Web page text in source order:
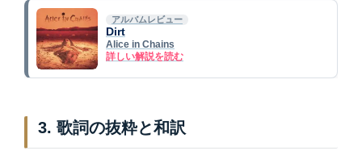
アルバムレビュー
Dirt
Alice in Chains
詳しい解説を読む
3. 歌詞の抜粋と和訳